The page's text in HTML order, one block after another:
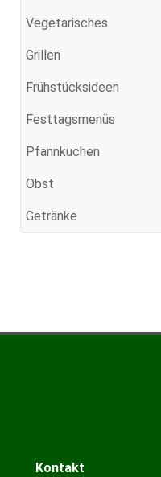
Vegetarisches
Grillen
Frühstücksideen
Festtagsmenüs
Pfannkuchen
Obst
Getränke
Kontakt